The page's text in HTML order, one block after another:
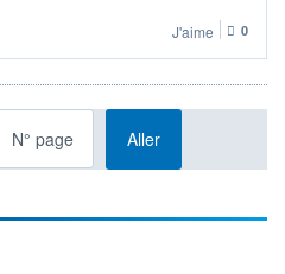
J'aime 0
Allerà la page